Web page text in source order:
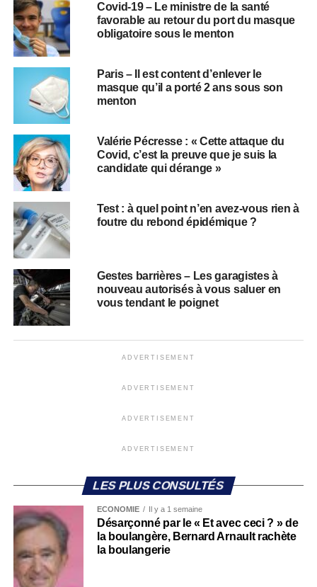
Covid-19 – Le ministre de la santé
favorable au retour du port du masque
obligatoire sous le menton
Paris – Il est content d’enlever le
masque qu’il a porté 2 ans sous son
menton
Valérie Pécresse : « Cette attaque du
Covid, c’est la preuve que je suis la
candidate qui dérange »
Test : à quel point n’en avez-vous rien à
foutre du rebond épidémique ?
Gestes barrières – Les garagistes à
nouveau autorisés à vous saluer en
vous tendant le poignet
ADVERTISEMENT
ADVERTISEMENT
ADVERTISEMENT
ADVERTISEMENT
LES PLUS CONSULTÉS
ECONOMIE Il y a 1 semaine
Désarçonné par le « Et avec ceci ? » de
la boulangère, Bernard Arnault rachète
la boulangerie